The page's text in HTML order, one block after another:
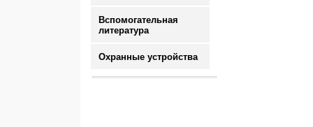
Вспомогательная
литература
Охранные устройства